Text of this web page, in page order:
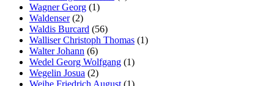
Wagner Georg (1)
Waldenser(2)
Waldis Burcard (56)
Walliser Christoph Thomas (1)
Walter Johann (6)
Wedel Georg Wolfgang (1)
Wegelin Josua (2)
Weihe Friedrich August (1)